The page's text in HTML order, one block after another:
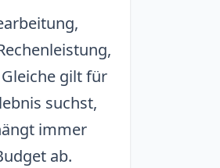
gilt für
suchst,
immer
ab.